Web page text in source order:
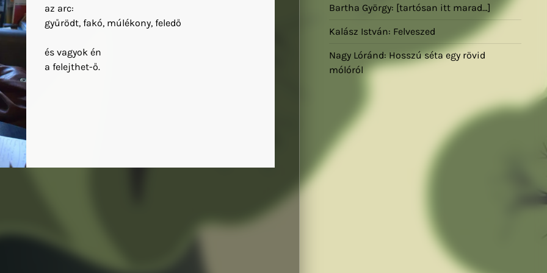
az arc:
gyűrödt, fakó, múlékony, feledő
és vagyok én
a felejthet-ő.
Bartha György: [tartósan itt marad…]
Kalász István: Felveszed
Nagy Lóránd: Hosszú séta egy rövid
mólóról